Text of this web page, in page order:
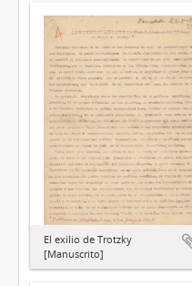
El exilio de Trotzky
[Manuscrito]